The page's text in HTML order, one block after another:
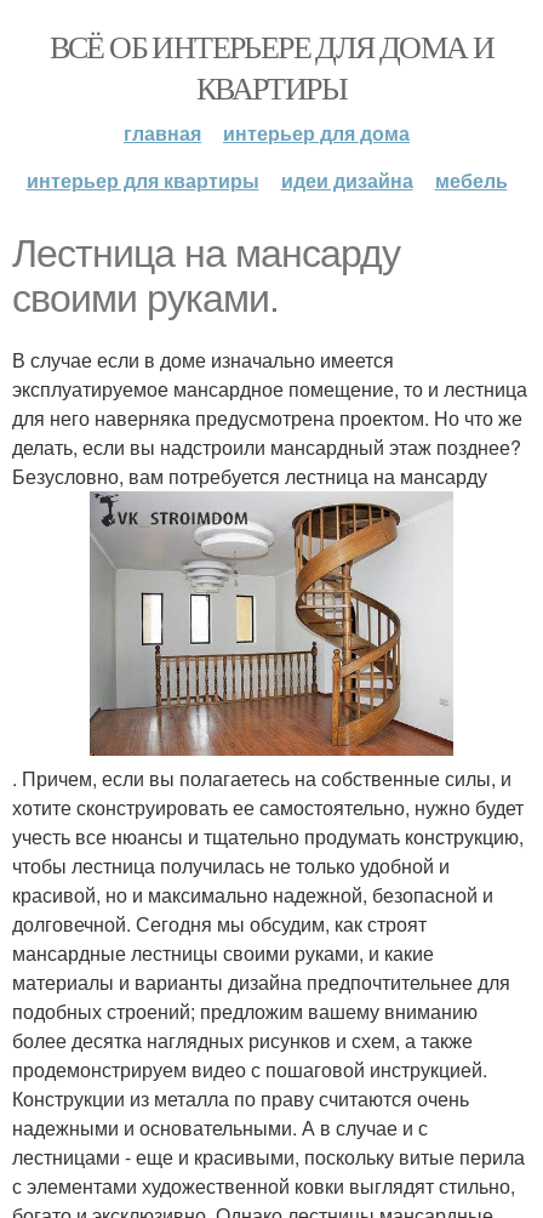
ВСЁ ОБ ИНТЕРЬЕРЕ ДЛЯ ДОМА И
КВАРТИРЫ
главная
интерьер для дома
интерьер для квартиры
идеи дизайна мебель
Лестница на мансарду
своими руками.
В случае если в доме изначально имеется
эксплуатируемое мансардное помещение, то и лестница
для него наверняка предусмотрена проектом. Но что же
делать, если вы надстроили мансардный этаж позднее?
Безусловно, вам потребуется лестница на мансарду
. Причем, если вы полагаетесь на собственные силы, и
хотите сконструировать ее самостоятельно, нужно будет
учесть все нюансы и тщательно продумать конструкцию,
чтобы лестница получилась не только удобной и
красивой, но и максимально надежной, безопасной и
долговечной. Сегодня мы обсудим, как строят
мансардные лестницы своими руками, и какие
материалы и варианты дизайна предпочтительнее для
подобных строений; предложим вашему вниманию
более десятка наглядных рисунков и схем, а также
продемонстрируем видео с пошаговой инструкцией.
Конструкции из металла по праву считаются очень
надежными и основательными. А в случае и с
лестницами - еще и красивыми, поскольку витые перила
с элементами художественной ковки выглядят стильно,